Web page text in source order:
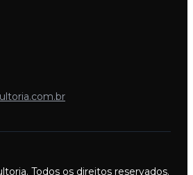
Todos os direitos reservados.